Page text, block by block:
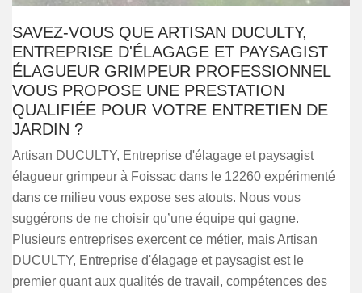
SAVEZ-VOUS QUE ARTISAN DUCULTY,
ENTREPRISE D'ÉLAGAGE ET PAYSAGIST
ÉLAGUEUR GRIMPEUR PROFESSIONNEL
VOUS PROPOSE UNE PRESTATION
QUALIFIÉE POUR VOTRE ENTRETIEN DE
JARDIN ?
Artisan DUCULTY, Entreprise d'élagage et paysagist
élagueur grimpeur à Foissac dans le 12260 expérimenté
dans ce milieu vous expose ses atouts. Nous vous
suggérons de ne choisir qu’une équipe qui gagne.
Plusieurs entreprises exercent ce métier, mais Artisan
DUCULTY, Entreprise d'élagage et paysagist est le
premier quant aux qualités de travail, compétences des